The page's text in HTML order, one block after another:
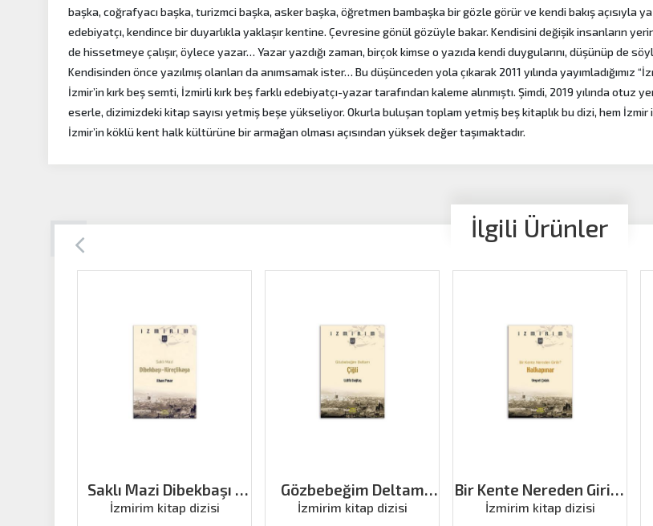
başka, coğrafyacı başka, turizmci başka, asker başka, öğretmen bambaşka bir gözle görür ve kendi bakış açısıyla
edebiyatçı, kendince bir duyarlıkla yaklaşır kentine. Çevresine gönül gözüyle bakar. Kendisini değişik insanların
de hissetmeye çalışır, öylece yazar… Yazar yazdığı zaman, birçok kimse o yazıda kendi duygularını, düşünüp de
Kendisinden önce yazılmış olanları da anımsamak ister… Bu düşünceden yola çıkarak 2011 yılında yayımladığımız
İzmir’in kırk beş semti, İzmirli kırk beş farklı edebiyatçı-yazar tarafından kaleme alınmıştı. Şimdi, 2019 yılında otuz
eserle, dizimizdeki kitap sayısı yetmiş beşe yükseliyor. Okurla buluşan toplam yetmiş beş kitaplık bu dizi, hem İzmir
İzmir’in köklü kent halk kültürüne bir armağan olması açısından yüksek değer taşımaktadır.
İlgili Ürünler
Saklı Mazi Dibekbaşı -
Kireçlikaya
İzmirim kitap dizisi
Gözbebeğim Deltam
Çiğli
İzmirim kitap dizisi
Bir Kente Nereden Girilir
Halkapınar
İzmirim kitap dizisi